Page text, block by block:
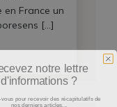
France un
[…]
notre lettre
d'informations ?
pour recevoir des récapitulatifs de
nos derniers articles...